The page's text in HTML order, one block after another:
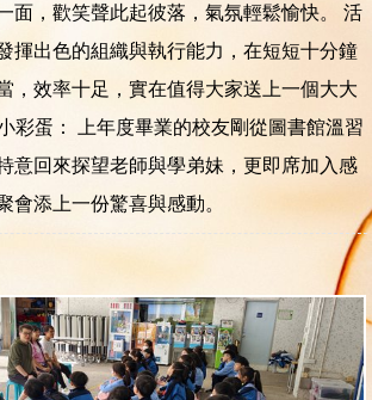
面，歡笑聲此起彼落，氣氛輕鬆愉快。 活
揮出色的組織與執行能力，在短短十分鐘
，效率十足，實在值得大家送上一個大大
彩蛋： 上年度畢業的校友剛從圖書館溫習
意回來探望老師與學弟妹，更即席加入感
會添上一份驚喜與感動。